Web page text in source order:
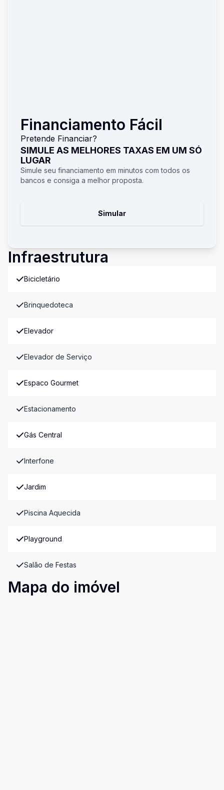
Financiamento Fácil
Pretende Financiar?
SIMULE AS MELHORES TAXAS EM UM SÓ
LUGAR
Simule seu financiamento em minutos com todos os
bancos e consiga a melhor proposta.
Simular
Infraestrutura
Bicicletário
Brinquedoteca
Elevador
Elevador de Serviço
Espaco Gourmet
Estacionamento
Gás Central
Interfone
Jardim
Piscina Aquecida
Playground
Salão de Festas
Mapa do imóvel